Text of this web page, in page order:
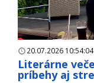
20.07.2026 10:54:04
Literárne
príbehy aj